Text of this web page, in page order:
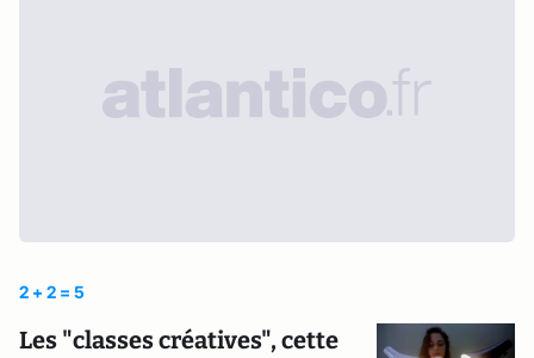
2 + 2 = 5
Les "classes créatives", cette